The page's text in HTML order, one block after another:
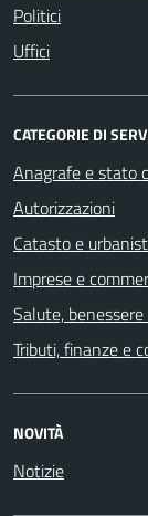
Politici
Uffici
CATEGORIE DI
Anagrafe e stato
Autorizzazioni
Catasto e
Imprese e
Salute,
Tributi, finanze e
NOVITÀ
Notizie